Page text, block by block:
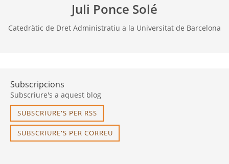
Juli Ponce Solé
Catedràtic de Dret Administratiu a la Universitat de Barcelona
Subscripcions
Subscriure's a aquest blog
SUBSCRIURE'S PER RSS
SUBSCRIURE'S PER CORREU